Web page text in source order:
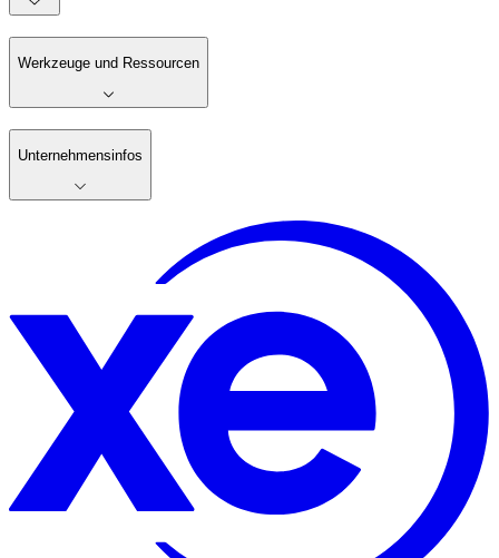
Werkzeuge und Ressourcen
Unternehmensinfos